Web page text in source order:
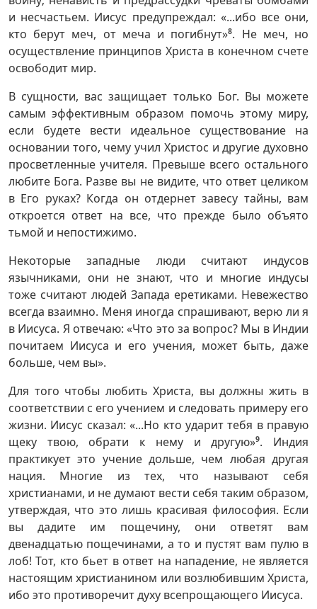
и несчастьем. Иисус предупреждал: «...ибо все они,
кто берут меч, от меча и погибнут»8. Не меч, но
осуществление принципов Христа в конечном счете
освободит мир.
В сущности, вас защищает только Бог. Вы можете
самым эффективным образом помочь этому миру,
если будете вести идеальное существование на
основании того, чему учил Христос и другие духовно
просветленные учителя. Превыше всего остального
любите Бога. Разве вы не видите, что ответ целиком
в Его руках? Когда он отдернет завесу тайны, вам
откроется ответ на все, что прежде было объято
тьмой и непостижимо.
Некоторые западные люди считают индусов
язычниками, они не знают, что и многие индусы
тоже считают людей Запада еретиками. Невежество
всегда взаимно. Меня иногда спрашивают, верю ли я
в Иисуса. Я отвечаю: «Что это за вопрос? Мы в Индии
почитаем Иисуса и его учения, может быть, даже
больше, чем вы».
Для того чтобы любить Христа, вы должны жить в
соответствии с его учением и следовать примеру его
жизни. Иисус сказал: «...Но кто ударит тебя в правую
щеку твою, обрати к нему и другую»9. Индия
практикует это учение дольше, чем любая другая
нация. Многие из тех, что называют себя
христианами, и не думают вести себя таким образом,
утверждая, что это лишь красивая философия. Если
вы дадите им пощечину, они ответят вам
двенадцатью пощечинами, а то и пустят вам пулю в
лоб! Тот, кто бьет в ответ на нападение, не является
настоящим христианином или возлюбившим Христа,
ибо это противоречит духу всепрощающего Иисуса.